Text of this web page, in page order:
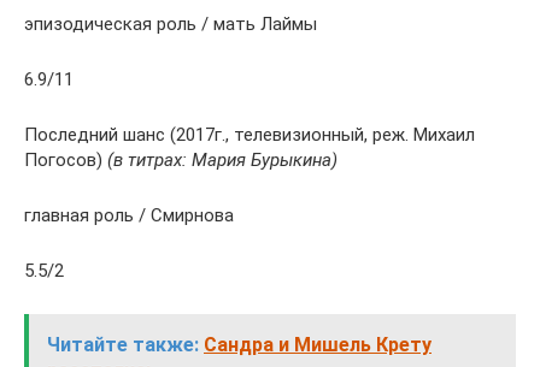
эпизодическая роль / мать Лаймы
6.9/11
Последний шанс (2017г., телевизионный, реж. Михаил
Погосов) (в титрах: Мария Бурыкина)
главная роль / Смирнова
5.5/2
Читайте также: Сандра и Мишель Крету